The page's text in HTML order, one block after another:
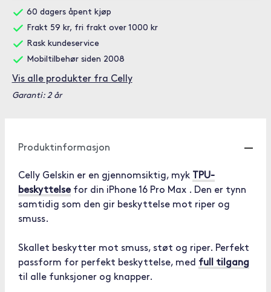
60 dagers åpent kjøp
Frakt 59 kr, fri frakt over 1000 kr
Rask kundeservice
Mobiltilbehør siden 2008
Vis alle produkter fra Celly
Garanti: 2 år
Produktinformasjon
Celly Gelskin er en gjennomsiktig, myk
TPU-
beskyttelsefor din iPhone 16 Pro Max . Den er tynn
samtidig som den gir beskyttelse mot riper og
smuss.
Skallet beskytter mot smuss, støt og riper. Perfekt
passform for perfekt beskyttelse, med full tilgang
til alle funksjoner og knapper.